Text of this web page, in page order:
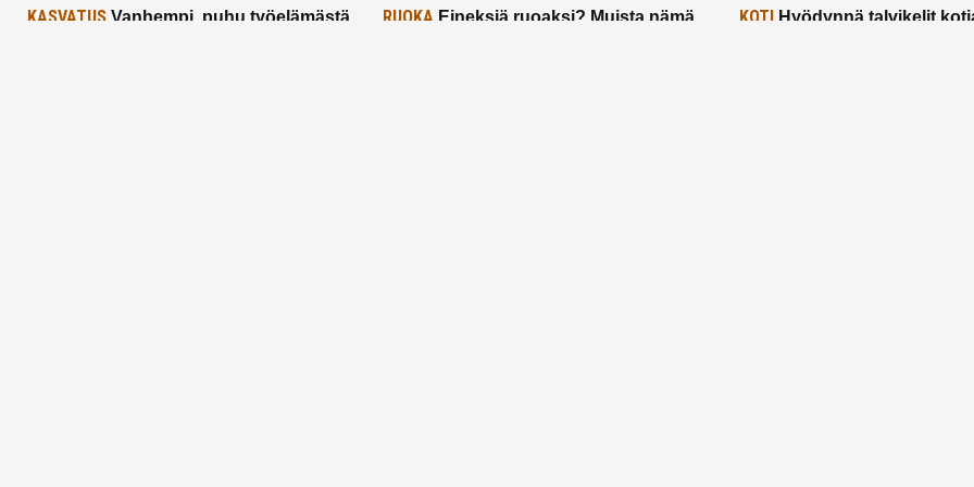
KASVATUS Vanhempi, puhu työelämästä
RUOKA Eineksiä ruoaksi? Muista nämä
KOTIHyödynnä talvikelit